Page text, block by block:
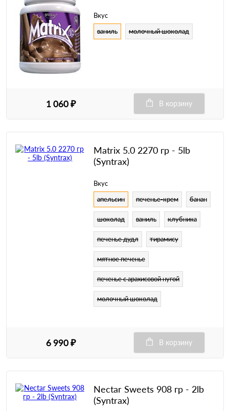
Вкус
ваниль
молочный шоколад
1 060 ₽ В корзину
Matrix 5.0 2270 гр - 5lb
(Syntrax)
Вкус
апельсин
печенье-крем банан
шоколад ваниль клубника
печенье дудл тирамису
мятное печенье
печенье с арахисовой нугой
молочный шоколад
6 990 ₽ В корзину
Nectar Sweets 908 гр - 2lb
(Syntrax)